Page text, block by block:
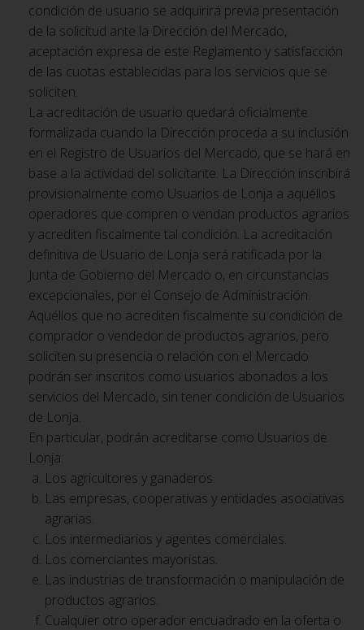
condición de usuario se adquirirá previa presentación
de la solicitud ante la Dirección del Mercado,
aceptación expresa de este Reglamento y satisfacción
de las cuotas establecidas para los servicios que se
soliciten.
La acreditación de usuario quedará oficialmente
formalizada cuando la Dirección proceda a su inclusión
en el Registro de Usuarios del Mercado, que se hará en
base a la actividad del solicitante. La Dirección inscribirá
provisionalmente como Usuarios de Lonja a aquéllos
operadores que compren o vendan productos agrarios
y acrediten fiscalmente tal condición. La acreditación
definitiva de Usuario de Lonja será ratificada por la
Junta de Gobierno del Mercado o, en circunstancias
excepcionales, por el Consejo de Administración.
Aquéllos que no acrediten fiscalmente su condición de
comprador o vendedor de productos agrarios, pero
soliciten su presencia o relación con el Mercado
podrán ser inscritos como usuarios abonados a los
servicios del Mercado, sin tener condición de Usuarios
de Lonja.
En particular, podrán acreditarse como Usuarios de
Lonja:
Los agricultores y ganaderos.
Las empresas, cooperativas y entidades asociativas
agrarias.
Los intermediarios y agentes comerciales.
Los comerciantes mayoristas.
Las industrias de transformación o manipulación de
productos agrarios.
Cualquier otro operador encuadrado en la oferta o